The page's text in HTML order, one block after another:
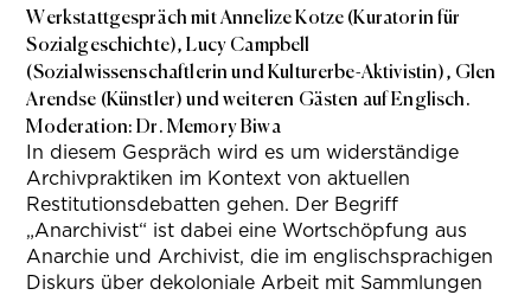
Werkstattgespräch mit Annelize Kotze (Kuratorin für
Sozialgeschichte), Lucy Campbell
(Sozialwissenschaftlerin und Kulturerbe-Aktivistin), Glen
Arendse (Künstler) und weiteren Gästen auf Englisch.
Moderation: Dr. Memory Biwa
In diesem Gespräch wird es um widerständige
Archivpraktiken im Kontext von aktuellen
Restitutionsdebatten gehen. Der Begriff
„Anarchivist“ ist dabei eine Wortschöpfung aus
Anarchie und Archivist, die im englischsprachigen
Diskurs über dekoloniale Arbeit mit Sammlungen